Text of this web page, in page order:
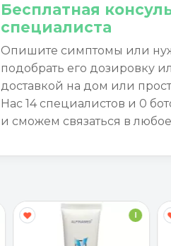
Бесплатная
специалиста
Опишите симптомы или
подобрать его дозировку
доставкой на дом или
Нас 14 специалистов и 0
и сможем связаться в
I